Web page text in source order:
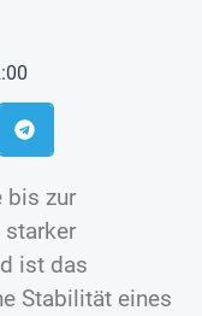
bis zur
starker
ist das
Stabilität eines